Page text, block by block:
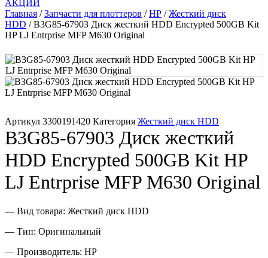
Память для принтера
Печатающая головка для принтера
Ремонт принтера. Услуги Сервисного центра.
Скрепки для финишера
Средства для сервиса / Оборудование
Стяжки для кабеля
Товары без категории
Товары для заправки
АКЦИИ
Главная /Запчасти для плоттеров /HP /Жесткий диск
HDD / B3G85-67903 Диск жесткий HDD Encrypted 500GB Kit
HP LJ Entrprise MFP M630 Original
Артикул 3300191420 Категория Жесткий диск HDD
B3G85-67903 Диск жесткий
HDD Encrypted 500GB Kit HP
LJ Entrprise MFP M630 Original
— Вид товара: Жесткий диск HDD
— Тип: Оригинальный
— Производитель: HP